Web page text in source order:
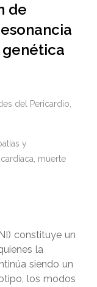
de
del Pericardio,
y
, muerte
constituye un
la
siendo un
los modos